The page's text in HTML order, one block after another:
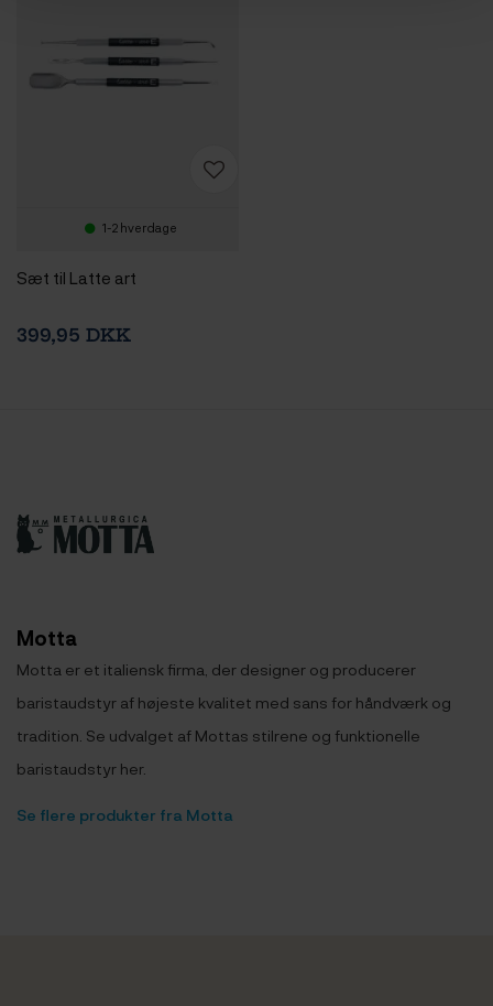
1-2 hverdage
Sæt til Latte art
399,95 DKK
Motta
Motta er et italiensk firma, der designer og producerer
baristaudstyr af højeste kvalitet med sans for håndværk og
tradition. Se udvalget af Mottas stilrene og funktionelle
baristaudstyr her.
Se flere produkter fra Motta